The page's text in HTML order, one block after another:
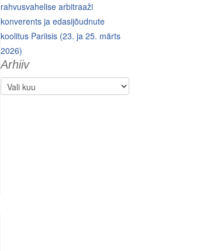
rahvusvahelise arbitraaži
konverents ja edasijõudnute
koolitus Pariisis (23. ja 25. märts
2026)
Arhiiv
Arhiiv